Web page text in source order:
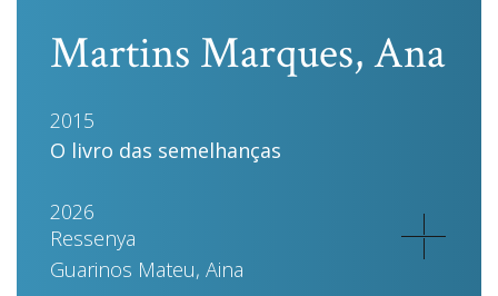
Martins Marques, Ana
2015
O livro das semelhanças
2026
Ressenya
Guarinos Mateu, Aina